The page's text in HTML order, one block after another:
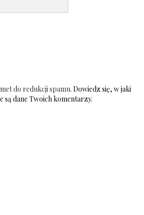
do redukcji spamu. Dowiedz się, w jaki
dane Twoich komentarzy.